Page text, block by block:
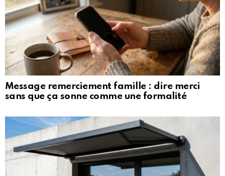
Message remerciement famille : dire merci
sans que ça sonne comme une formalité